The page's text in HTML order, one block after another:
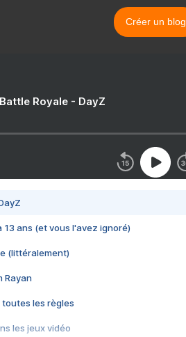
Créer un blog
Royale - DayZ
13 ans (et vous l'avez ignoré)
(littéralement)
Rayan
toutes les règles
les jeux vidéo